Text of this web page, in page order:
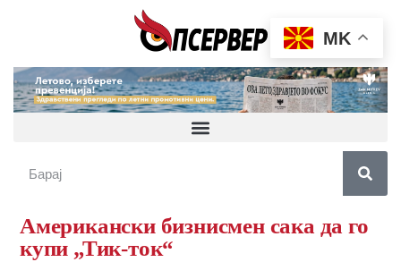
Американски бизнисмен сака да го
купи „Тик-ток“
MK